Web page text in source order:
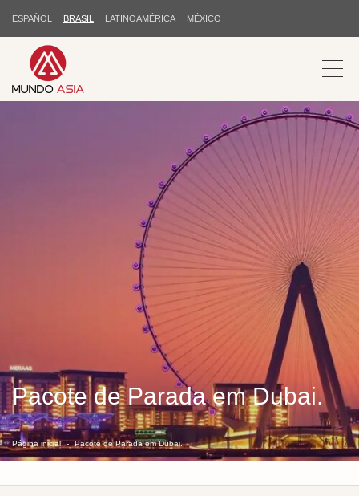
ESPAÑOL BRASIL LATINOAMÉRICA MÉXICO
Pacote de Parada em Dubai.
Página inicial Pacote de Parada em Dubai.